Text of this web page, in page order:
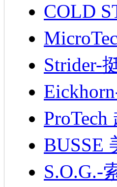
COLD
Strider-
ProTech
BUSSE
S.O.G.-